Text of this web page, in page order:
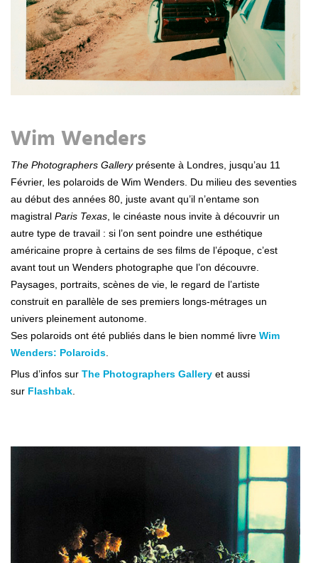
Wim Wenders
The Photographers Galleryprésente à Londres, jusqu’au 11
Février, les polaroids de Wim Wenders. Du milieu des seventies
au début des années 80, juste avant qu’il n’entame son
magistral Paris Texas , le cinéaste nous invite à découvrir un
autre type de travail : si l’on sent poindre une esthétique
américaine propre à certains de ses films de l’époque, c’est
avant tout un Wenders photographe que l’on découvre.
Paysages, portraits, scènes de vie, le regard de l’artiste
construit en parallèle de ses premiers longs-métrages un
univers pleinement autonome.
Ses polaroids ont été publiés dans le bien nommé livre Wim
Wenders: Polaroids
Plus d’infos sur The Photographers Gallery et aussi
sur Flashbak